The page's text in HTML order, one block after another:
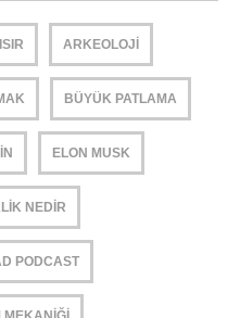
ARKEOLOJI
BÜYÜK PATLAMA
ELON MUSK
NEDIR
PODCAST